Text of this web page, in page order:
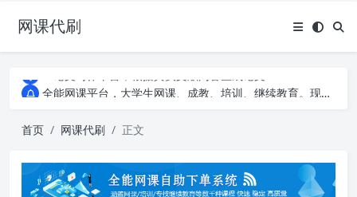
网课代刷
AI论文写作平台，根据真实文献内容生成论文
全能网课平台，大学生网课、成教、培训、继续教育。现已接入代刷代考项目3000+
全能网课平台，大学生网课、成教、培训、继续教育。现已接入代刷代考项目3000+
首页 网课代刷 正文